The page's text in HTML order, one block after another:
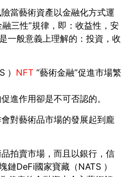
當藝術資產以金融化方式運
三性”規律，即：收益性，安
一般意義上理解的：投資，收
） NFT “藝術金融”促進市場繁
進作用卻是不可否認的。
對藝術品市場的發展起到龐
拍賣市場，而且以銀行，信
鏈DeFi國家寶藏（NATS ）